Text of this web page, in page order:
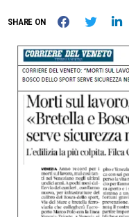
SHARE ON